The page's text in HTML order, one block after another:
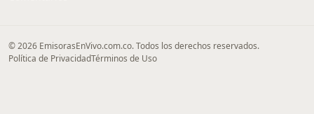
© 2026 EmisorasEnVivo.com.co. Todos los derechos reservados.
Política de PrivacidadTérminos de Uso